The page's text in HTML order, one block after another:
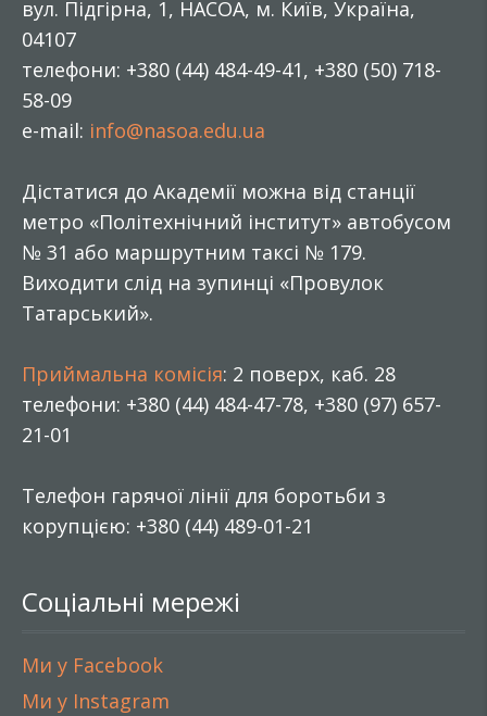
вул. Підгірна, 1, НАСОА, м. Київ, Україна,
04107
телефони: +380 (44) 484-49-41, +380 (50) 718-
58-09
e-mail: info@nasoa.edu.ua
Дістатися до Академії можна від станції
метро «Політехнічний інститут» автобусом
№ 31 або маршрутним таксі № 179.
Виходити слід на зупинці «Провулок
Татарський».
Приймальна комісія: 2 поверх, каб. 28
телефони: +380 (44) 484-47-78, +380 (97) 657-
21-01
Телефон гарячої лінії для боротьби з
корупцією: +380 (44) 489-01-21
Соціальні мережі
Ми у Facebook
Ми у Instagram